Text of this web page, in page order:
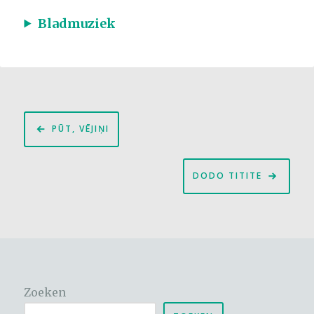
Bladmuziek
Bericht
navigatie
PŪT, VĒJIŅI
DODO TITITE
Zoeken